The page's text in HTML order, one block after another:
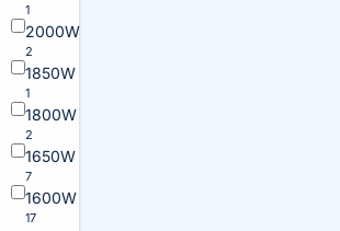
1
2000W
2
1850W
1
1800W
2
1650W
7
1600W
17